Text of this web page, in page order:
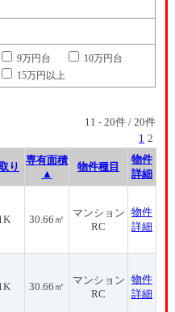
9万円台
10万円台
15万円以上
11 - 20件 / 20件
1 2
り
専有面積
▲
物件種目
物件
詳細
30.66㎡
マンション
RC
物件
詳細
30.66㎡
マンション
RC
物件
詳細